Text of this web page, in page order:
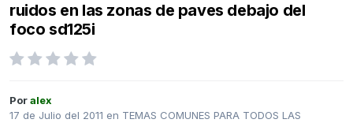
ruidos en las zonas de paves debajo del
foco sd125i
Poralex
17 de Julio del 2011 en TEMAS COMUNES PARA TODOS LAS